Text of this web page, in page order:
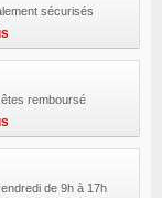
sécurisés
remboursé
de 9h à 17h